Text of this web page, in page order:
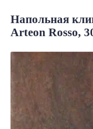
Напольная
Arteon Rosso,